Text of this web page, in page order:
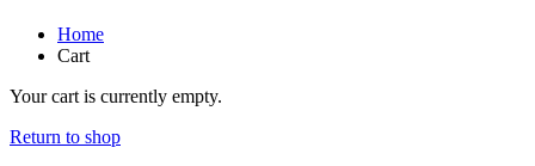
Home
Cart
Your cart is currently empty.
Return to shop